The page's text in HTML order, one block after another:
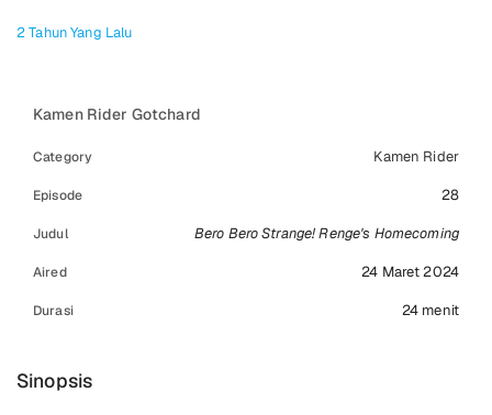
2 Tahun Yang Lalu
Kamen Rider Gotchard
Category Kamen Rider
Episode 28
Judul Bero Bero Strange! Renge's Homecoming
Aired 24 Maret 2024
Durasi 24 menit
Sinopsis